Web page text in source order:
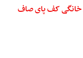
کف پای صاف